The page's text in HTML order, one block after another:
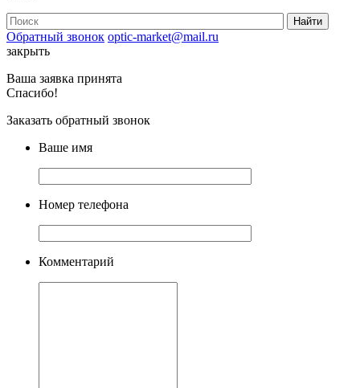
Обратный звонок optic-market@mail.ru
закрыть
Ваша заявка принята
Спасибо!
Заказать обратный звонок
Ваше имя
Номер телефона
Комментарий